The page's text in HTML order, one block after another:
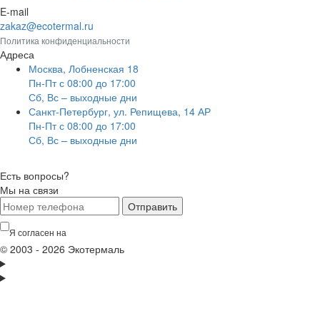
E-mail
zakaz@ecotermal.ru
Политика конфиденциальности
Адреса
Москва, Лобненская 18
Пн-Пт с 08:00 до 17:00
Сб, Вс – выходные дни
Санкт-Петербург, ул. Репищева, 14 АР
Пн-Пт с 08:00 до 17:00
Сб, Вс – выходные дни
Есть вопросы?
Мы на связи
Отправить
Я согласен на
© 2003 - 2026 Экотермаль